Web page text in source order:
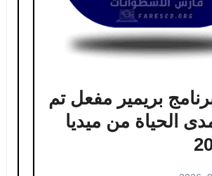
بريمير مفعل تم
الحياة من ميديا